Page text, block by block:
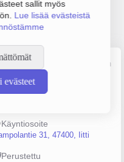
sallit myös
Lue lisää evästeistä
Päättäjätiedot
Lähde: YTJ, PRH, Traficom
Henkilöstömäärä
Käyntiosoite
31, 47400, Iitti
Perustettu